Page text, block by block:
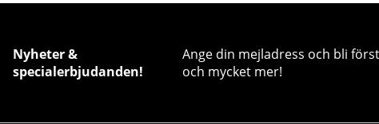
Nyheter &
specialerbjudanden!
Ange din mejladress och bli
och mycket mer!